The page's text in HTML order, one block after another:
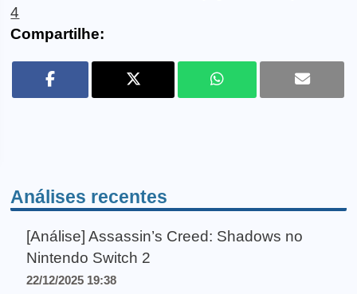
4
Compartilhe:
Análises recentes
[Análise] Assassin’s Creed: Shadows no
Nintendo Switch 2
22/12/2025 19:38